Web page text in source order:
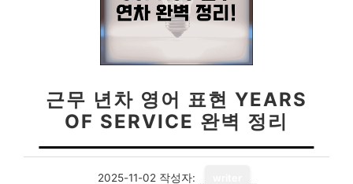
근무 년차 영어 표현 YEARS
OF SERVICE 완벽 정리
2025-11-02 작성자: